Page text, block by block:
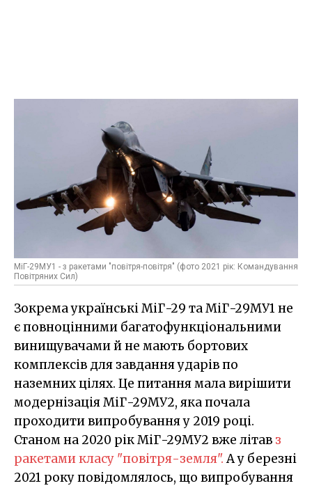
МіГ-29МУ1 - з ракетами "повітря-повітря" (фото 2021 рік: Командування
Повітряних Сил)
Зокрема українські МіГ-29 та МіГ-29МУ1 не
є повноцінними багатофункціональними
винищувачами й не мають бортових
комплексів для завдання ударів по
наземних цілях. Це питання мала вирішити
модернізація МіГ-29МУ2, яка почала
проходити випробування у 2019 році.
Станом на 2020 рік МіГ-29МУ2 вже літав з
ракетами класу "повітря-земля".А у березні
2021 року повідомлялось, що випробування